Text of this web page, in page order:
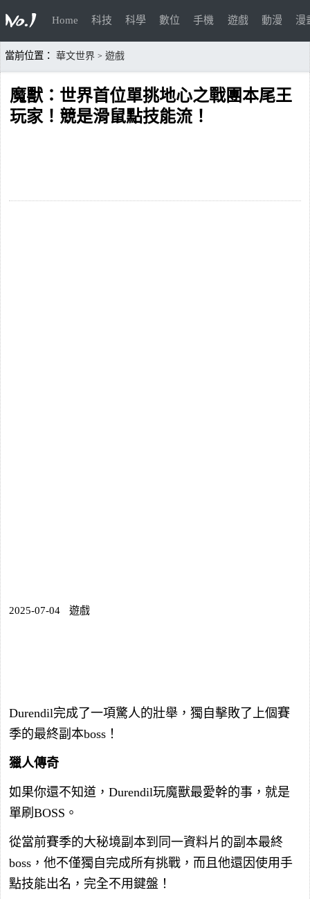
Home 科技 科學 數位 手機 遊戲 動漫 漫
當前位置： 華文世界 > 遊戲
魔獸：世界首位單挑地心之戰團本尾王
玩家！競是滑鼠點技能流！
2025-07-04 遊戲
Durendil完成了一項驚人的壯舉，獨自擊敗了上個賽
季的最終副本boss！
獵人傳奇
如果你還不知道，Durendil玩魔獸最愛幹的事，就是
單刷BOSS。
從當前賽季的大秘境副本到同一資料片的副本最終
boss，他不僅獨自完成所有挑戰，而且他還因使用手
點技能出名，完全不用鍵盤！